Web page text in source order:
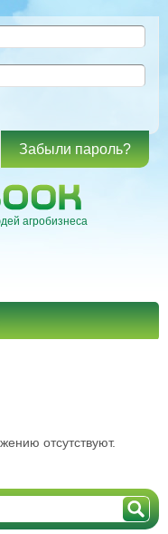
Забыли пароль?
агробизнеса
отсутствуют.